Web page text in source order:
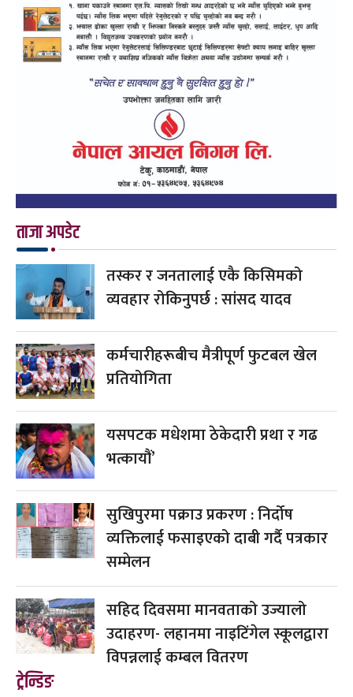
ताजा अपडेट
तस्कर र जनतालाई एकै किसिमको
व्यवहार रोकिनुपर्छ : सांसद यादव
कर्मचारीहरूबीच मैत्रीपूर्ण फुटबल खेल
प्रतियोगिता
यसपटक मधेशमा ठेकेदारी प्रथा र गढ
भत्कायौं’
सुखिपुरमा पक्राउ प्रकरण : निर्दोष
व्यक्तिलाई फसाइएको दाबी गर्दै पत्रकार
सम्मेलन
सहिद दिवसमा मानवताको उज्यालो
उदाहरण- लहानमा नाइटिंगेल स्कूलद्वारा
विपन्नलाई कम्बल वितरण
ट्रेन्डिङ